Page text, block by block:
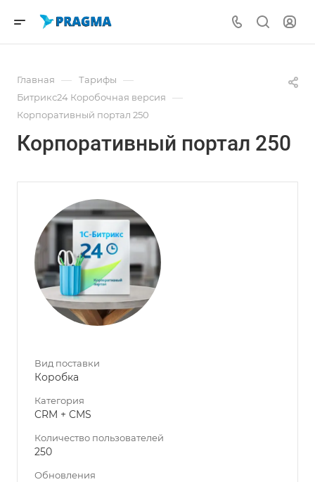
Главная — Тарифы —
Битрикс24 Коробочная версия —
Корпоративный портал 250
Корпоративный портал 250
Вид поставки
Коробка
Категория
CRM + CMS
Количество пользователей
250
Обновления